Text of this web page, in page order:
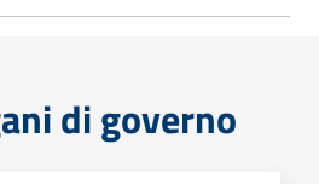
di governo